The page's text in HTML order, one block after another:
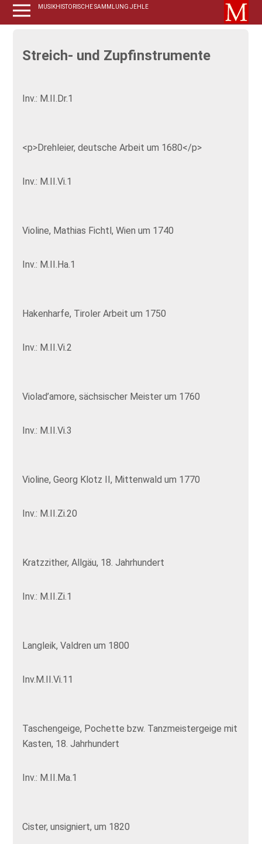
MUSIKHISTORISCHE SAMMLUNG JEHLE
Streich- und Zupfinstrumente
Inv.: M.II.Dr.1
<p>Drehleier, deutsche Arbeit um 1680</p>
Inv.: M.II.Vi.1
Violine, Mathias Fichtl, Wien um 1740
Inv.: M.II.Ha.1
Hakenharfe, Tiroler Arbeit um 1750
Inv.: M.II.Vi.2
Violad’amore, sächsischer Meister um 1760
Inv.: M.II.Vi.3
Violine, Georg Klotz II, Mittenwald um 1770
Inv.: M.II.Zi.20
Kratzzither, Allgäu, 18. Jahrhundert
Inv.: M.II.Zi.1
Langleik, Valdren um 1800
Inv.M.II.Vi.11
Taschengeige, Pochette bzw. Tanzmeistergeige mit
Kasten, 18. Jahrhundert
Inv.: M.II.Ma.1
Cister, unsigniert, um 1820